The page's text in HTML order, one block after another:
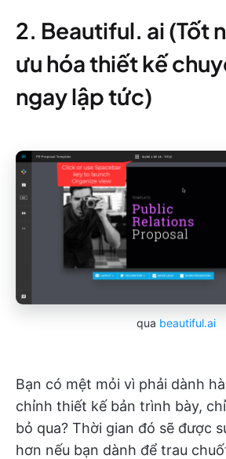
2. Beautiful. ai (Tốt
ưu hóa thiết kế
ngay lập tức)
qua beautiful.ai
Bạn có mệt mỏi vì phải dành
chỉnh thiết kế bản trình bày,
bỏ qua? Thời gian đó sẽ được
hơn nếu bạn dành để trau